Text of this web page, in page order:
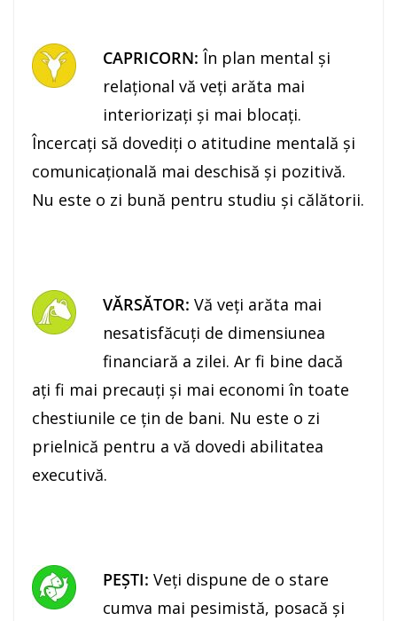
CAPRICORN: În plan mental şi
relaţional vă veţi arăta mai
interiorizaţi şi mai blocaţi.
Încercaţi să dovediţi o atitudine mentală şi
comunicaţională mai deschisă şi pozitivă.
Nu este o zi bună pentru studiu şi călătorii.
VĂRSĂTOR: Vă veţi arăta mai
nesatisfăcuţi de dimensiunea
financiară a zilei. Ar fi bine dacă
aţi fi mai precauţi şi mai economi în toate
chestiunile ce ţin de bani. Nu este o zi
prielnică pentru a vă dovedi abilitatea
executivă.
PEŞTI: Veţi dispune de o stare
cumva mai pesimistă, posacă şi